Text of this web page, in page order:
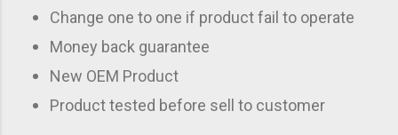
Change one to one if product fail to operate
Money back guarantee
New OEM Product
Product tested before sell to customer